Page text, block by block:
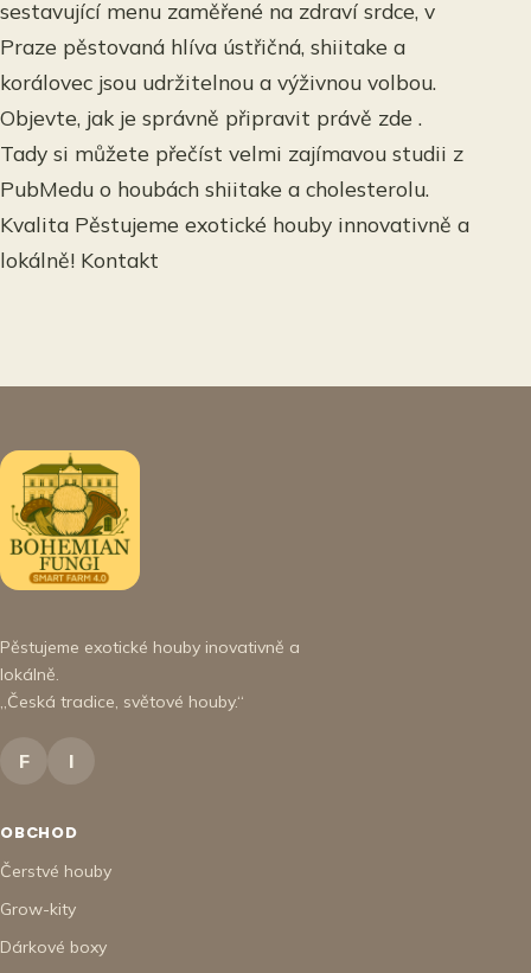
sestavující menu zaměřené na zdraví srdce, v
Praze pěstovaná hlíva ústřičná, shiitake a
korálovec jsou udržitelnou a výživnou volbou.
Objevte, jak je správně připravit právě zde .
Tady si můžete přečíst velmi zajímavou studii z
PubMedu o houbách shiitake a cholesterolu.
Kvalita Pěstujeme exotické houby innovativně a
lokálně! Kontakt
Pěstujeme exotické houby inovativně a
lokálně.
„Česká tradice, světové houby.“
F I
OBCHOD
Čerstvé houby
Grow-kity
Dárkové boxy